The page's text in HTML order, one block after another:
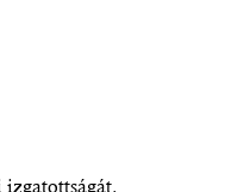
izgatottságát.